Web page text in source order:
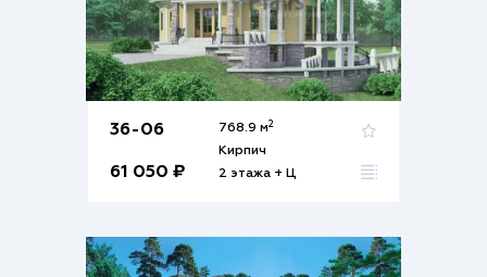
36-06
61 050 ₽
768.9 м2
Кирпич
2 этажа + Ц